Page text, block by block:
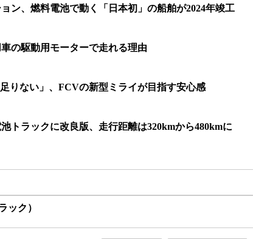
ン、燃料電池で動く「日本初」の船舶が2024年竣工
の駆動用モーターで走れる理由
足りない」、FCVの新型ミライが目指す安心感
トラックに改良版、走行距離は320kmから480kmに
ック）